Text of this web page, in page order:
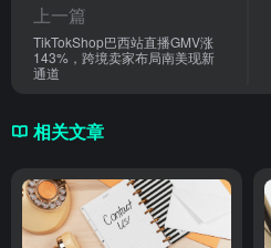
上一篇
TikTokShop巴西站直播GMV涨
143%，跨境卖家布局南美现新
通道
相关文章